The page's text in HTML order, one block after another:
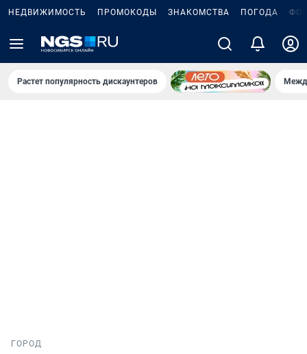
НЕДВИЖИМОСТЬ ПРОМОКОДЫ ЗНАКОМСТВА ПОГОДА
Растет популярность дискаунтеров
ГОРОД